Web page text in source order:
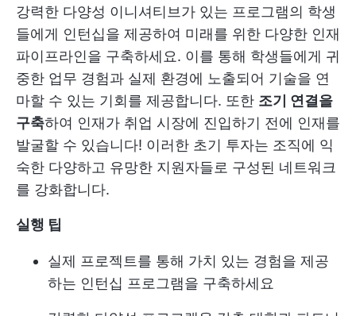
강력한 다양성 이니셔티브가 있는 프로그램의 학생
들에게 인턴십을 제공하여 미래를 위한 다양한 인재
파이프라인을 구축하세요. 이를 통해 학생들에게 귀
중한 업무 경험과 실제 환경에 노출되어 기술을 연
마할 수 있는 기회를 제공합니다. 또한 조기 연결을
구축하여 인재가 취업 시장에 진입하기 전에 인재를
발굴할 수 있습니다! 이러한 초기 투자는 조직에 익
숙한 다양하고 유망한 지원자들로 구성된 네트워크
를 강화합니다.
실행 팁
실제 프로젝트를 통해 가치 있는 경험을 제공
하는 인턴십 프로그램을 구축하세요